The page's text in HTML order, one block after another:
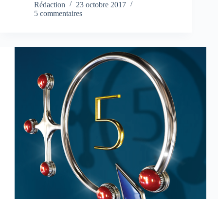
Rédaction
23 octobre 2017
5 commentaires